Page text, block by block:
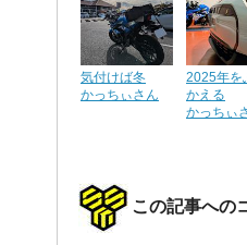
気付けば冬
かっちぃさん
2025年を
かえる
かっちぃ
この記事への